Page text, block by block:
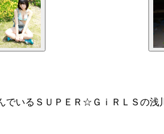
いるＳＵＰＥＲ☆ＧｉＲＬＳの